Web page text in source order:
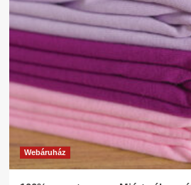
Webáruház